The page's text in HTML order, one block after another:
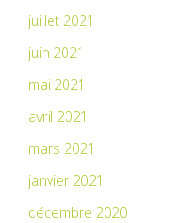
juillet 2021
juin 2021
mai 2021
avril 2021
mars 2021
janvier 2021
décembre 2020